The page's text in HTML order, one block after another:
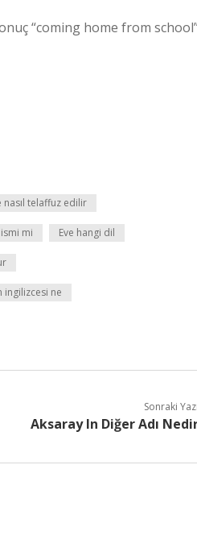
“coming home from
nasıl telaffuz edilir
mi Eve hangi dil
ingilizcesi ne
Sonraki
Aksaray In Diğer Adı